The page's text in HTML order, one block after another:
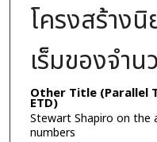
โครงสร้าง
เร็มของจำน
Other Title (Parallel
ETD)
Stewart Shapiro on
numbers